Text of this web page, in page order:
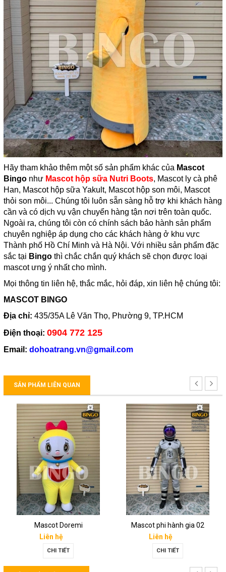
Hãy tham khảo thêm một số sản phẩm khác của Mascot
Bingo như Mascot hộp sữa Nutri Boots, Mascot ly cà phê
Han, Mascot hộp sữa Yakult, Mascot hộp son môi, Mascot
thỏi son môi... Chúng tôi luôn sẵn sàng hỗ trợ khi khách hàng
cần và có dịch vụ vận chuyển hàng tận nơi trên toàn quốc.
Ngoài ra, chúng tôi còn có chính sách bảo hành sản phẩm
chuyên nghiệp áp dụng cho các khách hàng ở khu vực
Thành phố Hồ Chí Minh và Hà Nội. Với nhiều sản phẩm đặc
sắc tại Bingo thì chắc chắn quý khách sẽ chọn được loại
mascot ưng ý nhất cho mình.
Mọi thông tin liên hệ, thắc mắc, hỏi đáp, xin liên hệ chúng tôi:
MASCOT BINGO
Địa chỉ: 435/35A Lê Văn Thọ, Phường 9, TP.HCM
Điện thoại: 0904 772 125
Email: dohoatrang.vn@gmail.com
SẢN PHẨM LIÊN QUAN
Mascot Doremi
Liên hệ
CHI TIẾT
Mascot phi hành gia 02
Liên hệ
CHI TIẾT